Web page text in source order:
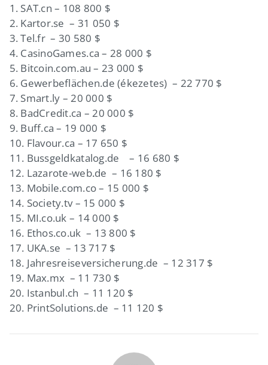
1. SAT.cn – 108 800 $
2. Kartor.se – 31 050 $
3. Tel.fr – 30 580 $
4. CasinoGames.ca – 28 000 $
5. Bitcoin.com.au – 23 000 $
6. Gewerbeflächen.de (ékezetes) – 22 770 $
7. Smart.ly – 20 000 $
8. BadCredit.ca – 20 000 $
9. Buff.ca – 19 000 $
10. Flavour.ca – 17 650 $
11. Bussgeldkatalog.de – 16 680 $
12. Lazarote-web.de – 16 180 $
13. Mobile.com.co – 15 000 $
14. Society.tv – 15 000 $
15. MI.co.uk – 14 000 $
16. Ethos.co.uk – 13 800 $
17. UKA.se – 13 717 $
18. Jahresreiseversicherung.de – 12 317 $
19. Max.mx – 11 730 $
20. Istanbul.ch – 11 120 $
20. PrintSolutions.de – 11 120 $